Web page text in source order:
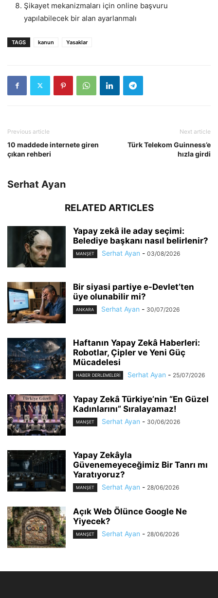
Şikayet mekanizmaları için online başvuru
yapılabilecek bir alan ayarlanmalı
TAGS kanun Yasaklar
Previous article
10 maddede internete giren
çıkan rehberi
Next article
Türk Telekom Guinness’e
hızla girdi
Serhat Ayan
RELATED ARTICLES
Yapay zekâ ile aday seçimi:
Belediye başkanı nasıl belirlenir?
MANŞET Serhat Ayan - 03/08/2026
Bir siyasi partiye e-Devlet’ten
üye olunabilir mi?
ANKARA Serhat Ayan - 30/07/2026
Haftanın Yapay Zekâ Haberleri:
Robotlar, Çipler ve Yeni Güç
Mücadelesi
HABER DERLEMELERI Serhat Ayan - 25/07/2026
Yapay Zekâ Türkiye’nin “En Güzel
Kadınlarını” Sıralayamaz!
MANŞET Serhat Ayan - 30/06/2026
Yapay Zekâyla
Güvenemeyeceğimiz Bir Tanrı mı
Yaratıyoruz?
MANŞET Serhat Ayan - 28/06/2026
Açık Web Ölünce Google Ne
Yiyecek?
MANŞET Serhat Ayan - 28/06/2026